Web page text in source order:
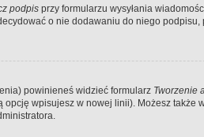
podpis przy formularzu wysyłania
o nie dodawaniu do niego
powinieneś widzieć formularz Tworzenie
wpisujesz w nowej linii). Możesz także